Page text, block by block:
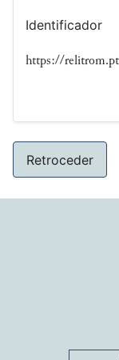
Identificador
https://
Retroceder